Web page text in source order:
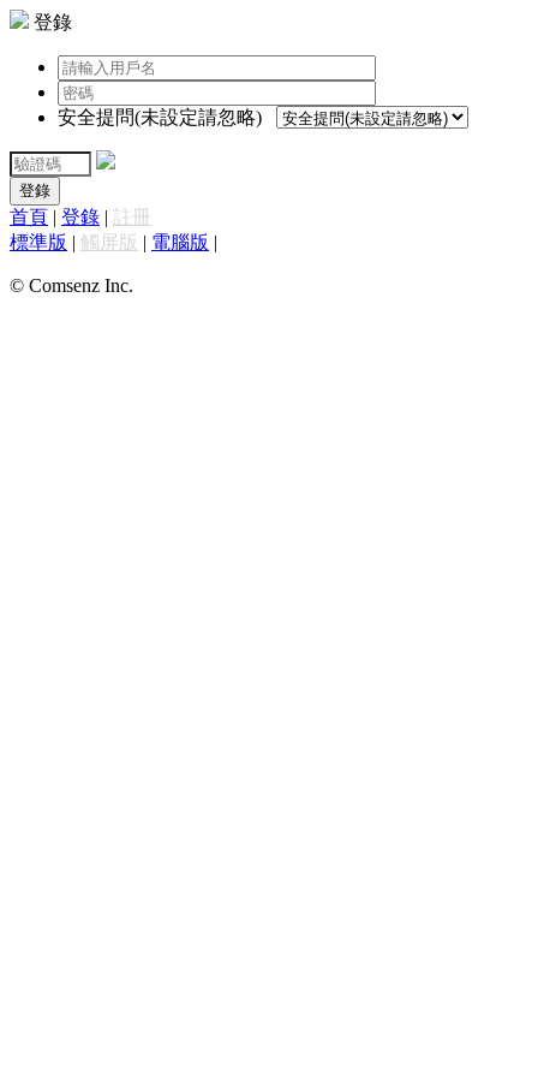
登錄
安全提問(未設定請忽略)
登錄
首頁 | 登錄 | 註冊
標準版 | 觸屏版 | 電腦版 |
© Comsenz Inc.